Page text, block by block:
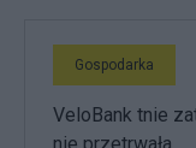
Gospodarka
VeloBank tnie
nie przetrwała